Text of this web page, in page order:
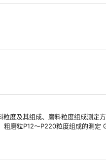
及其组成、磨料粒度组成测定
磨粒P12～P220粒度组成的测